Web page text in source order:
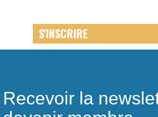
en
savoir
plus
Menu
outil
S'INSCRIRE
Recevoir la